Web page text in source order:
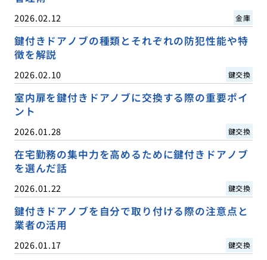
2026.02.12 金庫
鍵付きドアノブの種類とそれぞれの防犯性能や特
徴を解説
2026.02.10 鍵交換
室内扉を鍵付きドアノブに交換する際の重要ポイ
ント
2026.01.28 鍵交換
在宅勤務の集中力を高めるために鍵付きドアノブ
を選んだ話
2026.01.22 鍵交換
鍵付きドアノブを自分で取り付ける際の注意点と
業者の活用
2026.01.17 鍵交換